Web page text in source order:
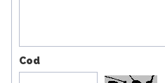
Cod